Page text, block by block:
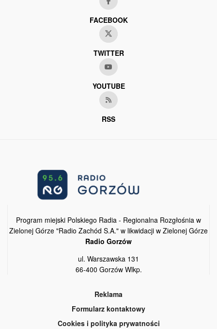
FACEBOOK
TWITTER
YOUTUBE
RSS
Program miejski Polskiego Radia - Regionalna Rozgłośnia w
Zielonej Górze "Radio Zachód S.A." w likwidacji w Zielonej Górze
Radio Gorzów
ul. Warszawska 131
66-400 Gorzów Wlkp.
Reklama
Formularz kontaktowy
Cookies i polityka prywatności